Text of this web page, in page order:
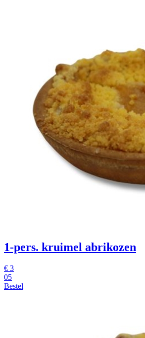
1-pers. kruimel abrikozen
€ 3
05
Bestel